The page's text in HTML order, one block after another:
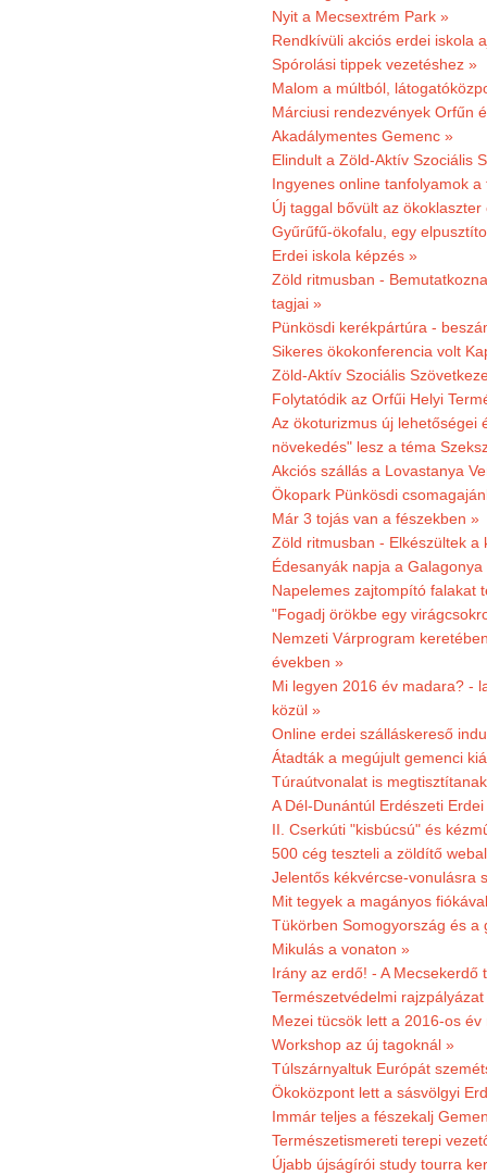
Nyit a Mecsextrém Park »
Rendkívüli akciós erdei iskola
Spórolási tippek vezetéshez »
Malom a múltból,
Márciusi rendezvények Orfűn
Akadálymentes Gemenc »
Elindult a Zöld-Aktív Szociális
Ingyenes online tanfolyamok
Új taggal bővült az ökoklaszter
Gyűrűfű-ökofalu, egy
Erdei iskola képzés »
Zöld ritmusban -
tagjai »
Pünkösdi kerékpártúra -
Sikeres ökokonferencia volt
Zöld-Aktív Szociális
Folytatódik az Orfűi Helyi
Az ökoturizmus új lehetőségei
növekedés" lesz a téma
Akciós szállás a Lovastanya
Ökopark Pünkösdi
Már 3 tojás van a fészekben »
Zöld ritmusban - Elkészültek
Édesanyák napja a
Napelemes zajtompító falakat
"Fogadj örökbe egy
Nemzeti Várprogram
években »
Mi legyen 2016 év madara? -
közül »
Online erdei szálláskereső
Átadták a megújult gemenci
Túraútvonalat is
A Dél-Dunántúl Erdészeti
II. Cserkúti "kisbúcsú" és
500 cég teszteli a zöldítő
Jelentős kékvércse-vonulásra
Mit tegyek a magányos
Tükörben Somogyország és a
Mikulás a vonaton »
Irány az erdő! - A
Természetvédelmi
Mezei tücsök lett a 2016-os év
Workshop az új tagoknál »
Túlszárnyaltuk Európát
Ökoközpont lett a sásvölgyi
Immár teljes a fészekalj
Természetismereti terepi
Újabb újságírói study tourra